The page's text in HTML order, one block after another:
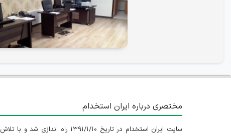
مختصری درباره ایران استخدام
سایت ایران استخدام در تاریخ ۱۳۹۱/۱/۱۰ راه اندازی شد و با تلاش